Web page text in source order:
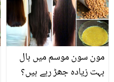
مون سون موسم میں بال
بہت زیادہ جھڑ رہے ہیں؟